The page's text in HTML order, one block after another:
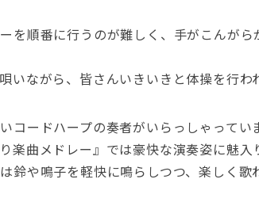
を順番に行うのが難しく、手がこんが
いながら、皆さんいきいきと体操を行わ
コードハープの奏者がいらっしゃってい
楽曲メドレー』では豪快な演奏姿に魅
鈴や鳴子を軽快に鳴らしつつ、楽しく歌